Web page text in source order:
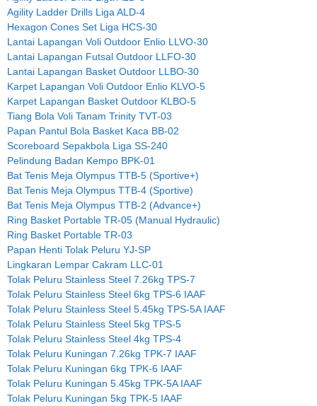
Agility Ladder Drills Liga ALD-4
Hexagon Cones Set Liga HCS-30
Lantai Lapangan Voli Outdoor Enlio LLVO-30
Lantai Lapangan Futsal Outdoor LLFO-30
Lantai Lapangan Basket Outdoor LLBO-30
Karpet Lapangan Voli Outdoor Enlio KLVO-5
Karpet Lapangan Basket Outdoor KLBO-5
Tiang Bola Voli Tanam Trinity TVT-03
Papan Pantul Bola Basket Kaca BB-02
Scoreboard Sepakbola Liga SS-240
Pelindung Badan Kempo BPK-01
Bat Tenis Meja Olympus TTB-5 (Sportive+)
Bat Tenis Meja Olympus TTB-4 (Sportive)
Bat Tenis Meja Olympus TTB-2 (Advance+)
Ring Basket Portable TR-05 (Manual Hydraulic)
Ring Basket Portable TR-03
Papan Henti Tolak Peluru YJ-SP
Lingkaran Lempar Cakram LLC-01
Tolak Peluru Stainless Steel 7.26kg TPS-7
Tolak Peluru Stainless Steel 6kg TPS-6 IAAF
Tolak Peluru Stainless Steel 5.45kg TPS-5A IAAF
Tolak Peluru Stainless Steel 5kg TPS-5
Tolak Peluru Stainless Steel 4kg TPS-4
Tolak Peluru Kuningan 7.26kg TPK-7 IAAF
Tolak Peluru Kuningan 6kg TPK-6 IAAF
Tolak Peluru Kuningan 5.45kg TPK-5A IAAF
Tolak Peluru Kuningan 5kg TPK-5 IAAF